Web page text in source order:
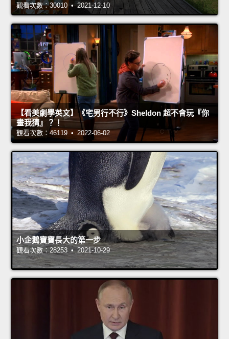
觀看次數：30010 • 2021-12-10
【看美劇學英文】《宅男行不行》Sheldon 超不會玩『你
畫我猜』？！
觀看次數：46119 • 2022-06-02
小企鵝寶寶長大的第一步
觀看次數：28253 • 2021-10-29